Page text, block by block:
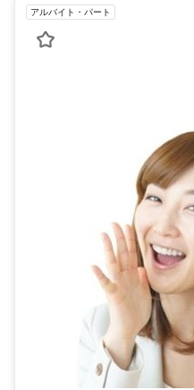
アルバイト・パート